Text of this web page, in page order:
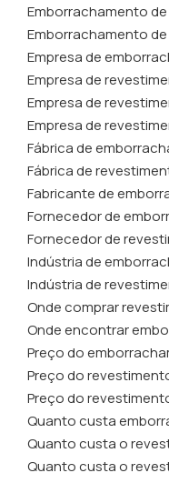
Emborrachamento
Emborrachamento
Empresa de
Empresa de
Empresa de
Empresa de
Fábrica de
Fábrica de
Fabricante de
Fornecedor de
Fornecedor de
Indústria de
Indústria de
Onde comprar
Onde encontrar
Preço do
Preço do
Preço do
Quanto custa
Quanto custa o
Quanto custa o